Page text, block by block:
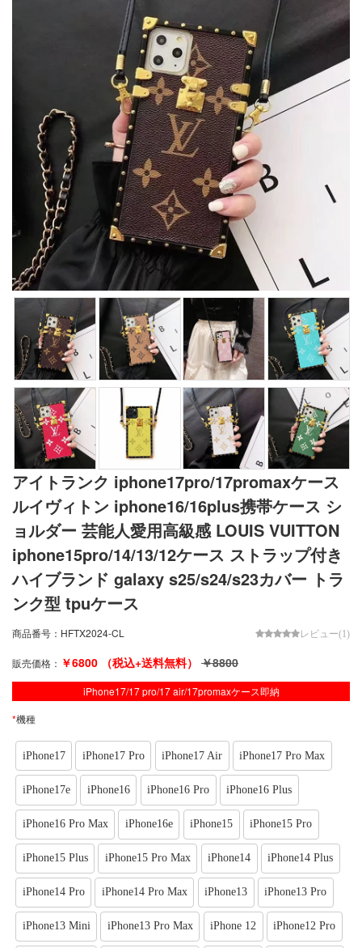
アイトランク iphone17pro/17promaxケース
ルイヴィトン iphone16/16plus携帯ケース シ
ョルダー 芸能人愛用高級感 LOUIS VUITTON
iphone15pro/14/13/12ケース ストラップ付き
ハイブランド galaxy s25/s24/s23カバー トラ
ンク型 tpuケース
商品番号： HFTX2024-CL レビュー(1)
販売価格： ￥6800 （税込+送料無料） ￥8800
iPhone17/17 pro/17 air/17promaxケース即納
*機種
iPhone17 iPhone17 Pro iPhone17 Air iPhone17 Pro Max
iPhone17e iPhone16 iPhone16 Pro iPhone16 Plus
iPhone16 Pro Max iPhone16e iPhone15 iPhone15 Pro
iPhone15 Plus iPhone15 Pro Max iPhone14 iPhone14 Plus
iPhone14 Pro iPhone14 Pro Max iPhone13 iPhone13 Pro
iPhone13 Mini iPhone13 Pro Max iPhone 12 iPhone12 Pro